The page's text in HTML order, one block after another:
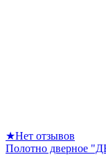
★Нет отзывов
Полотно дверное